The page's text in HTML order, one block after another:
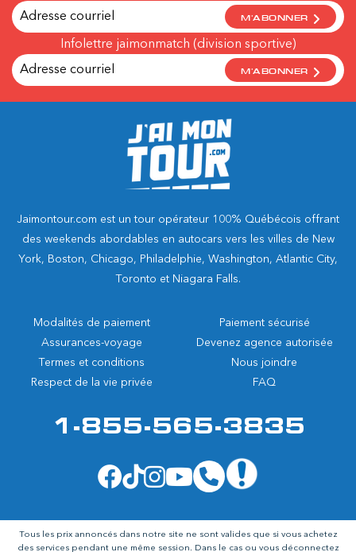
M'ABONNER
Infolettre jaimonmatch (division sportive)
M'ABONNER
Jaimontour.com est un tour opérateur 100% Québécois offrant
des weekends abordables en autocars vers les villes de New
York, Boston, Chicago, Philadelphie, Washington, Atlantic City,
Toronto et Niagara Falls.
Modalités de paiement
Assurances-voyage
Termes et conditions
Respect de la vie privée
Paiement sécurisé
Devenez agence autorisée
Nous joindre
FAQ
1-855-565-3835
Tous les prix annoncés dans notre site ne sont valides que si vous achetez
des services pendant une même session. Dans le cas ou vous déconnectez